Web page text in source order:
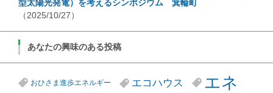
型太陽光発電）を考えるシンポジウム 箕輪町
（2025/10/27）
あなたの興味のある投稿
おひさま進歩エネルギー エコハウス
エネ